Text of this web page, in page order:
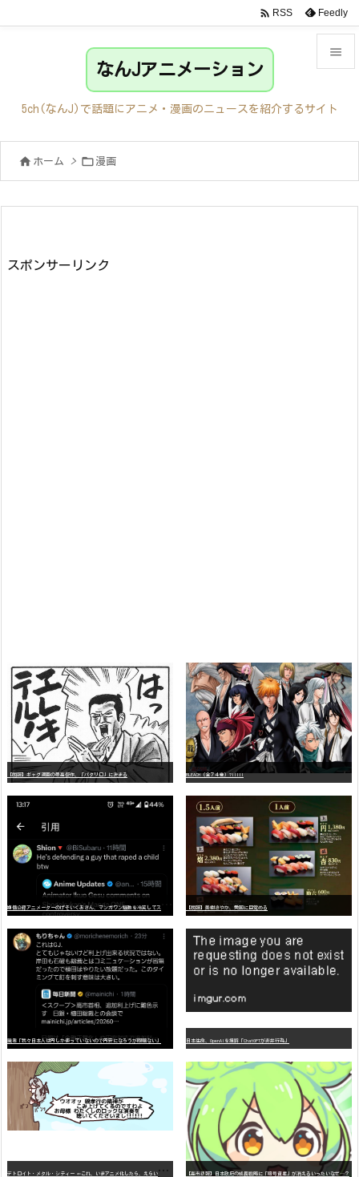

サイド
前へ

 RSS Feedly
なんJアニメーション
5ch(なんJ)で話題にアニメ・漫画のニュースを紹介するサイト
 ホーム >  漫画
スポンサーリンク
【朗報】ギャグ漫画の最高傑作、「パタリロ」に決まる BLEACH（全７４巻）?!!!!!
【朗報】美樹さやか、愛国に目覚める
識者「我々日本人は円しか使っていないので円安になろうが問題ない」 日本生命、OpenAIを提訴「ChatGPTが非弁行為」
デ
トロイト・メタル・シティー ⇐これ、いまアニメ化したら、えらいことになってたよな？ 【高市悲報】日本政府の成長戦略に「暗号資産」が消えるいったいなぜ…？